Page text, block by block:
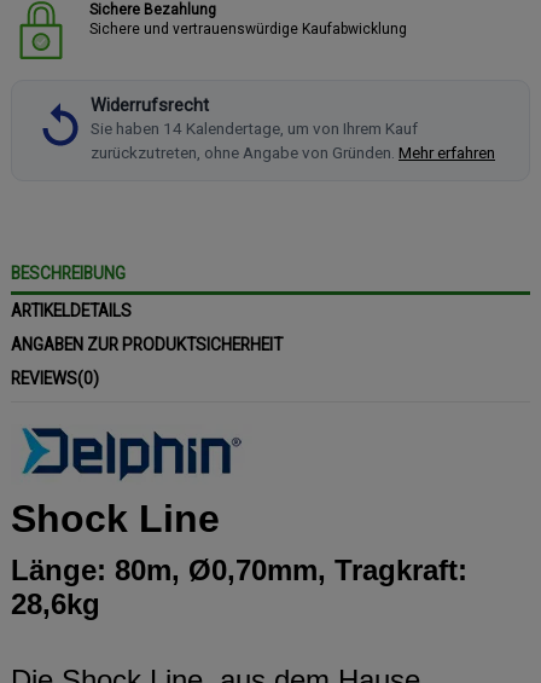
Sichere Bezahlung
Sichere und vertrauenswürdige Kaufabwicklung
Widerrufsrecht
Sie haben 14 Kalendertage, um von Ihrem Kauf
zurückzutreten, ohne Angabe von Gründen. Mehr erfahren
BESCHREIBUNG
ARTIKELDETAILS
ANGABEN ZUR PRODUKTSICHERHEIT
REVIEWS(0)
Shock Line
Länge: 80m, Ø0,70mm, Tragkraft:
28,6kg